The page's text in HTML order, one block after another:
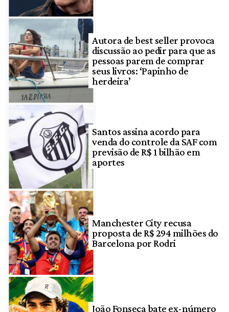
Autora de best seller provoca
discussão ao pedir para que as
pessoas parem de comprar
seus livros: ‘Papinho de
herdeira’
Santos assina acordo para
venda do controle da SAF com
previsão de R$ 1 bilhão em
aportes
Manchester City recusa
proposta de R$ 294 milhões do
Barcelona por Rodri
João Fonseca bate ex-número